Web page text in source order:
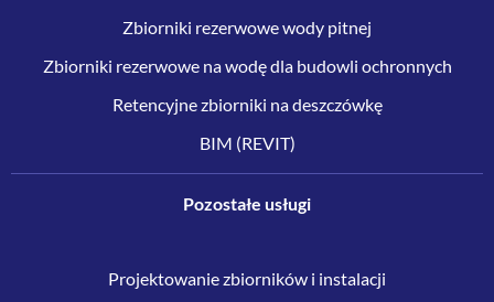
Zbiorniki rezerwowe wody pitnej
Zbiorniki rezerwowe na wodę dla budowli ochronnych
Retencyjne zbiorniki na deszczówkę
BIM (REVIT)
Pozostałe usługi
Projektowanie zbiorników i instalacji